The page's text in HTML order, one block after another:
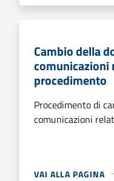
Cambio della
comunicazioni
procedimento
Procedimento di
comunicazioni
VAI ALLA PAGINA